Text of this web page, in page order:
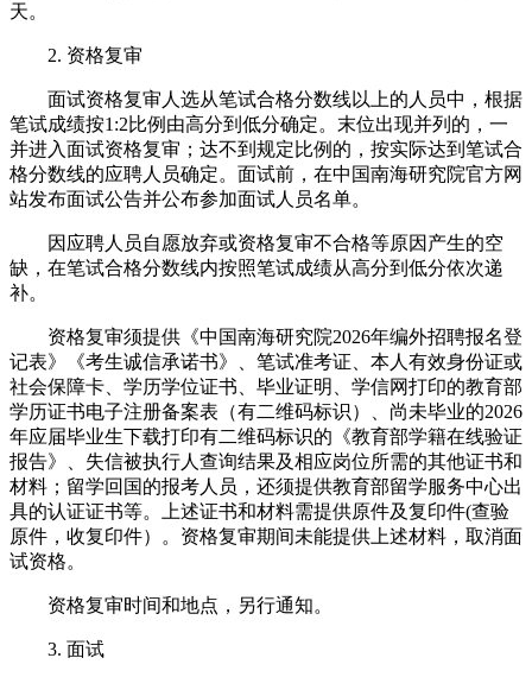
天。
2. 资格复审
面试资格复审人选从笔试合格分数线以上的人员中，根据
笔试成绩按1:2比例由高分到低分确定。末位出现并列的，一
并进入面试资格复审；达不到规定比例的，按实际达到笔试合
格分数线的应聘人员确定。面试前，在中国南海研究院官方网
站发布面试公告并公布参加面试人员名单。
因应聘人员自愿放弃或资格复审不合格等原因产生的空
缺，在笔试合格分数线内按照笔试成绩从高分到低分依次递
补。
资格复审须提供《中国南海研究院2026年编外招聘报名登
记表》《考生诚信承诺书》、笔试准考证、本人有效身份证或
社会保障卡、学历学位证书、毕业证明、学信网打印的教育部
学历证书电子注册备案表（有二维码标识）、尚未毕业的2026
年应届毕业生下载打印有二维码标识的《教育部学籍在线验证
报告》、失信被执行人查询结果及相应岗位所需的其他证书和
材料；留学回国的报考人员，还须提供教育部留学服务中心出
具的认证证书等。上述证书和材料需提供原件及复印件(查验
原件，收复印件）。资格复审期间未能提供上述材料，取消面
试资格。
资格复审时间和地点，另行通知。
3. 面试